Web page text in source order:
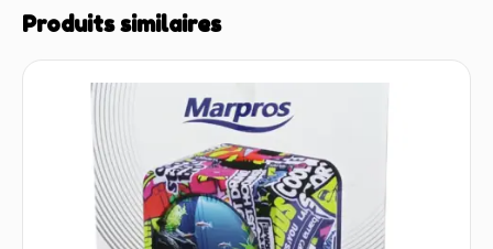
Produits similaires